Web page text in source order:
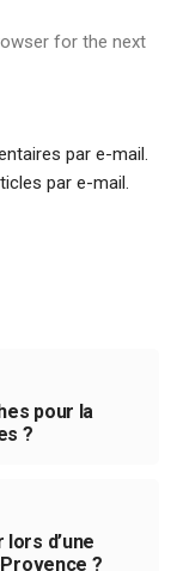
for the next
par e-mail.
par e-mail.
pour la
?
d’une
?